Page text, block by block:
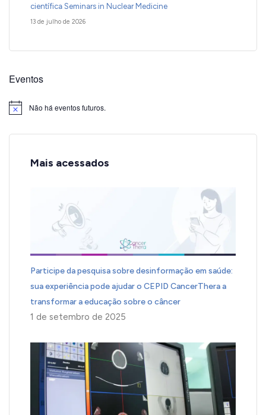
científica Seminars in Nuclear Medicine
13 de julho de 2026
Eventos
Notice Não há eventos futuros.
Mais acessados
Participe da pesquisa sobre desinformação em saúde:
sua experiência pode ajudar o CEPID CancerThera a
transformar a educação sobre o câncer
1 de setembro de 2025